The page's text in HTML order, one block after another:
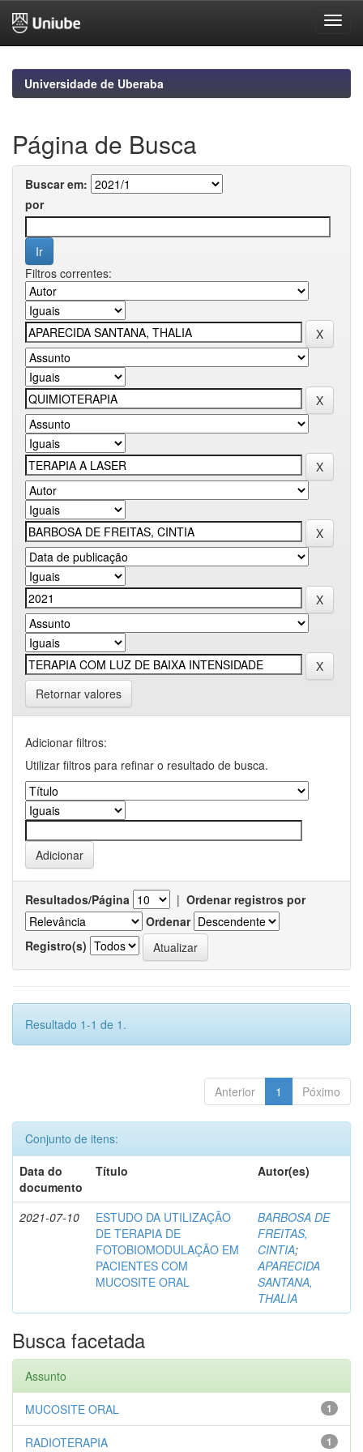
navigationUniversidade de Uberaba
Página de Busca
Buscar em:
por
Filtros correntes:
Retornar valores
Adicionar filtros:
Utilizar filtros para refinar o resultado de busca.
Resultados/Página | Ordenar registros por
Ordenar
Registro(s)
Resultado 1-1 de 1.
Anterior 1 Póximo
Conjunto de itens:
Data do
documento
Título Autor(es)
2021-07-10
ESTUDO DA UTILIZAÇÃO
DE TERAPIA DE
FOTOBIOMODULAÇÃO EM
PACIENTES COM
MUCOSITE ORAL
BARBOSA DE
FREITAS,
CINTIA;
APARECIDA
SANTANA,
THALIA
Busca facetada
Assunto
1
MUCOSITE ORAL
1
RADIOTERAPIA